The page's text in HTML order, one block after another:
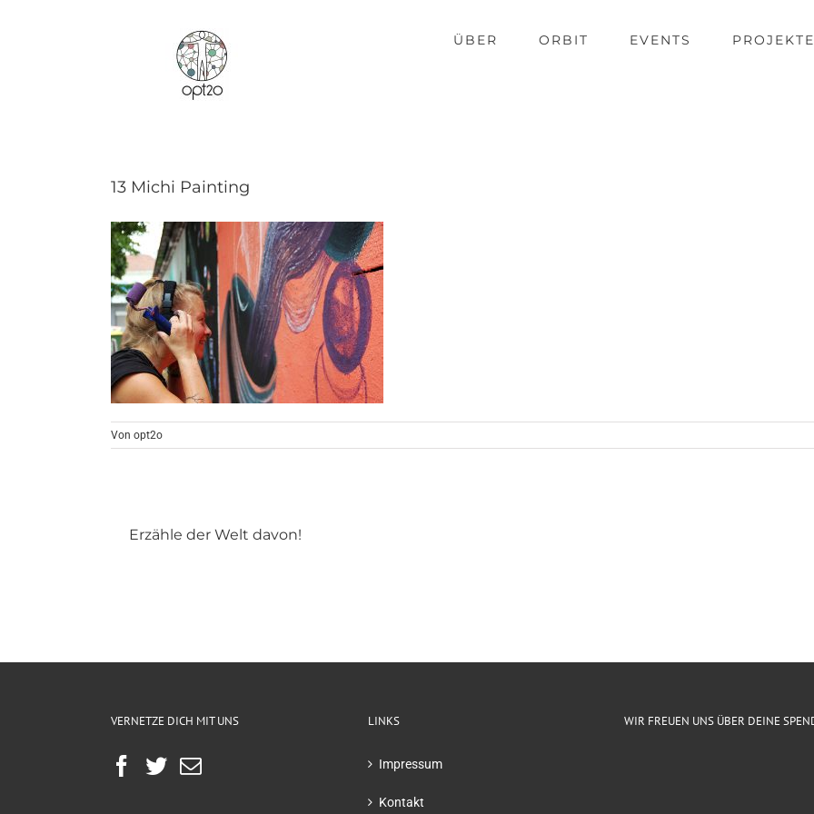
ÜBER ORBIT EVENTS PROJEKTE
13 Michi Painting
Von opt2o
Erzähle der Welt davon!
VERNETZE DICH MIT UNS LINKS
Impressum
Kontakt
WIR FREUEN UNS ÜBER DEINE